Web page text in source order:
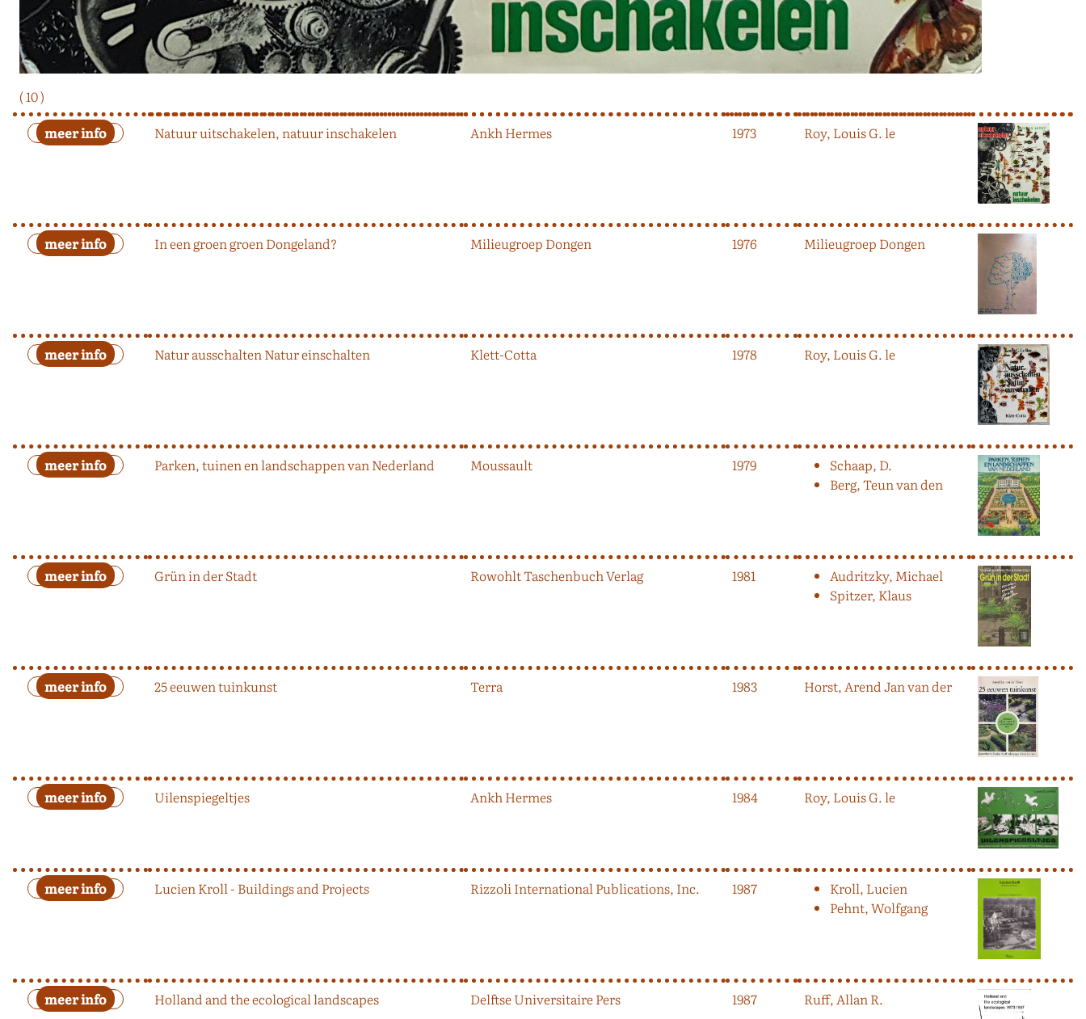
( 10 )
Natuur uitschakelen, natuur inschakelen
Ankh Hermes 1973 Roy, Louis G. le
In een groen groen Dongeland? Milieugroep Dongen 1976 Milieugroep Dongen
Natur ausschalten Natur einschalten Klett-Cotta 1978 Roy, Louis G. le
Parken, tuinen en landschappen van Nederland Moussault 1979
Schaap, D.
Berg, Teun van den
Grün in der Stadt Rowohlt Taschenbuch Verlag 1981
Audritzky, Michael
Spitzer, Klaus
25 eeuwen tuinkunst Terra 1983 Horst, Arend Jan van der
Uilenspiegeltjes Ankh Hermes 1984 Roy, Louis G. le
Lucien Kroll - Buildings and Projects Rizzoli International Publications, Inc. 1987
Kroll, Lucien
Pehnt, Wolfgang
Holland and the ecological landscapes Delftse Universitaire Pers 1987 Ruff, Allan R.